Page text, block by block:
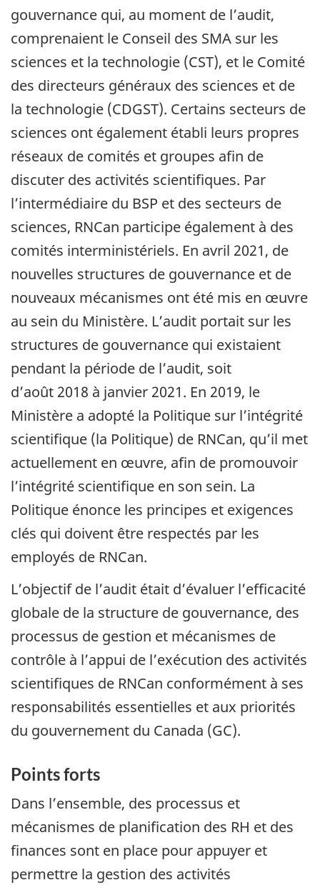
gouvernance qui, au moment de l’audit,
comprenaient le Conseil des SMA sur les
sciences et la technologie (CST), et le Comité
des directeurs généraux des sciences et de
la technologie (CDGST). Certains secteurs de
sciences ont également établi leurs propres
réseaux de comités et groupes afin de
discuter des activités scientifiques. Par
l’intermédiaire du BSP et des secteurs de
sciences, RNCan participe également à des
comités interministériels. En avril 2021, de
nouvelles structures de gouvernance et de
nouveaux mécanismes ont été mis en œuvre
au sein du Ministère. L’audit portait sur les
structures de gouvernance qui existaient
pendant la période de l’audit, soit
d’août 2018 à janvier 2021. En 2019, le
Ministère a adopté la Politique sur l’intégrité
scientifique (la Politique) de RNCan, qu’il met
actuellement en œuvre, afin de promouvoir
l’intégrité scientifique en son sein. La
Politique énonce les principes et exigences
clés qui doivent être respectés par les
employés de RNCan.
L’objectif de l’audit était d’évaluer l’efficacité
globale de la structure de gouvernance, des
processus de gestion et mécanismes de
contrôle à l’appui de l’exécution des activités
scientifiques de RNCan conformément à ses
responsabilités essentielles et aux priorités
du gouvernement du Canada (GC).
Points forts
Dans l’ensemble, des processus et
mécanismes de planification des RH et des
finances sont en place pour appuyer et
permettre la gestion des activités